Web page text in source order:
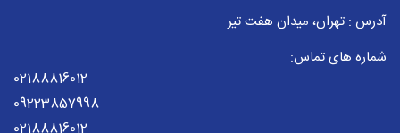
آدرس : تهران، میدان هفت تیر
شماره های تماس:
02188816012
09223857998